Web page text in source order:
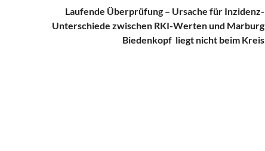
Laufende Überprüfung – Ursache für Inzidenz-
Unterschiede zwischen RKI-Werten und Marburg
Biedenkopf liegt nicht beim Kreis